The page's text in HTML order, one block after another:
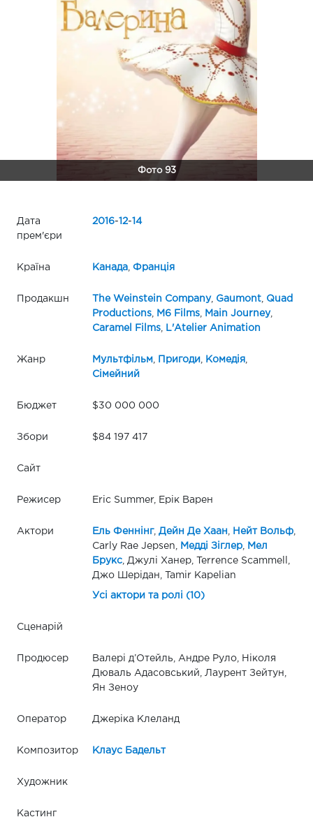
Фото 93
Дата
прем'єри
2016-12-14
Країна Канада, Франція
Продакшн The Weinstein Company, Gaumont,
Quad
Productions, M6 Films, Main Journey,
Caramel Films, L'Atelier Animation
Жанр Мультфільм, Пригоди Комедія,
Сімейний
Бюджет $30 000 000
Збори $84 197 417
Сайт
Режисер Eric Summer, Ерік Варен
Актори Ель Феннінг, Дейн Де Хаан Нейт Вольф,
Carly Rae Jepsen,
Медді Зіглер,
Мел
Брукс, Джулі Ханер, Terrence Scammell,
Джо Шерідан, Tamir Kapelian
Усі актори та ролі (10)
Сценарій
Продюсер
Валері д’Отейль, Андре Руло, Ніколя
Дюваль Адасовський, Лаурент Зейтун,
Ян Зеноу
Оператор Джеріка Клеланд
Композитор Клаус Бадельт
Художник
Кастинг